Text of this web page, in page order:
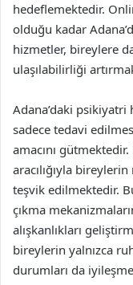
hedeflemektedir.
olduğu kadar
hizmetler, bireylere
ulaşılabilirliği
Adana’daki psikiyatri
sadece tedavi
amacını
aracılığıyla
teşvik edilmektedir.
çıkma
alışkanlıkları
bireylerin yalnızca
durumları da